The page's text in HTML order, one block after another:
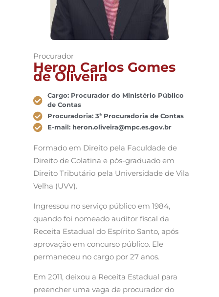
Procurador
Heron Carlos Gomes
de Oliveira
Cargo: Procurador do Ministério Público
de Contas
Procuradoria: 3ª Procuradoria de Contas
E-mail: heron.oliveira@mpc.es.gov.br
Formado em Direito pela Faculdade de
Direito de Colatina e pós-graduado em
Direito Tributário pela Universidade de Vila
Velha (UVV).
Ingressou no serviço público em 1984,
quando foi nomeado auditor fiscal da
Receita Estadual do Espírito Santo, após
aprovação em concurso público. Ele
permaneceu no cargo por 27 anos.
Em 2011, deixou a Receita Estadual para
preencher uma vaga de procurador do